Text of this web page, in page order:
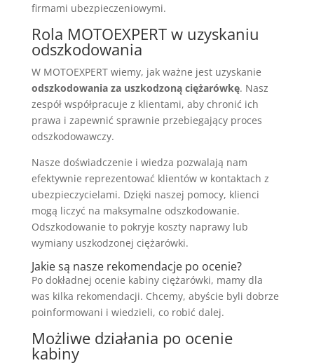
firmami ubezpieczeniowymi.
Rola MOTOEXPERT w uzyskaniu
odszkodowania
W MOTOEXPERT wiemy, jak ważne jest uzyskanie
odszkodowania za uszkodzoną ciężarówkę. Nasz
zespół współpracuje z klientami, aby chronić ich
prawa i zapewnić sprawnie przebiegający proces
odszkodowawczy.
Nasze doświadczenie i wiedza pozwalają nam
efektywnie reprezentować klientów w kontaktach z
ubezpieczycielami. Dzięki naszej pomocy, klienci
mogą liczyć na maksymalne odszkodowanie.
Odszkodowanie to pokryje koszty naprawy lub
wymiany uszkodzonej ciężarówki.
Jakie są nasze rekomendacje po ocenie?
Po dokładnej ocenie kabiny ciężarówki, mamy dla
was kilka rekomendacji. Chcemy, abyście byli dobrze
poinformowani i wiedzieli, co robić dalej.
Możliwe działania po ocenie
kabiny